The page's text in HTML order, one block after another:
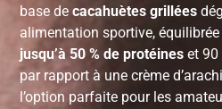
base decacahuètes grillées
alimentation sportive,
jusqu’à 50 % de protéines et 90
par rapport à une crème
l’option parfaite pour les